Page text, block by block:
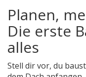
Planen,
Die erste
alles
Stell dir vor, du